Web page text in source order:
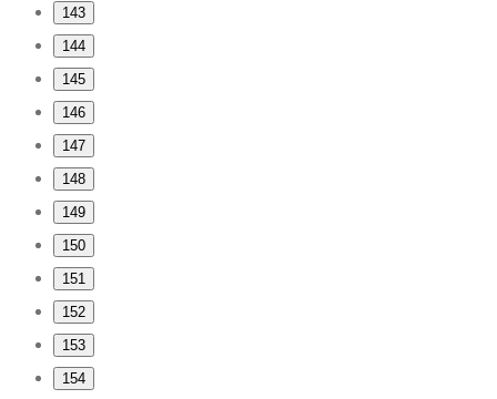
143
144
145
146
147
148
149
150
151
152
153
154